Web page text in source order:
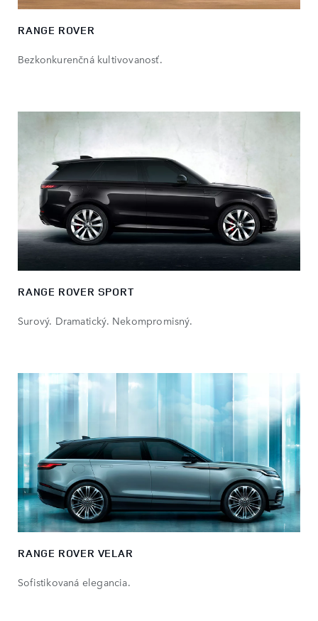
RANGE ROVER
Bezkonkurenčná kultivovanosť.
RANGE ROVER SPORT
Surový. Dramatický. Nekompromisný.
RANGE ROVER VELAR
Sofistikovaná elegancia.